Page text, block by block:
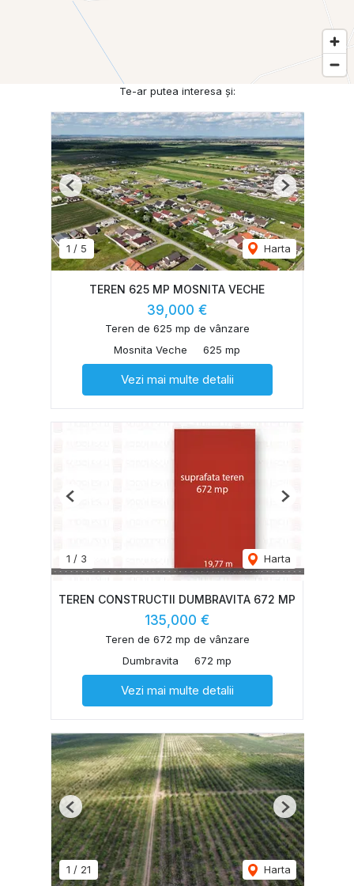
Te-ar putea interesa și:
1 / 5 Harta
Previous Next
TEREN 625 MP MOSNITA VECHE
39,000 €
Teren de 625 mp de vânzare
Mosnita Veche
625 mp
Vezi mai multe detalii
1 / 3 Harta
Previous Next
TEREN CONSTRUCTII DUMBRAVITA 672 MP
135,000 €
Teren de 672 mp de vânzare
Dumbravita
672 mp
Vezi mai multe detalii
1 / 21 Harta
Previous Next